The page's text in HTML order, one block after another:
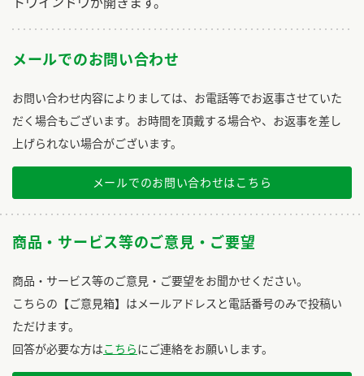
メールでのお問い合わせ
お問い合わせ内容によりましては、お電話等でお返事させていた
だく場合もございます。お時間を頂戴する場合や、お返事を差し
上げられない場合がございます。
メールでのお問い合わせはこちら
商品・サービス等のご意見・ご要望
商品・サービス等のご意見・ご要望をお聞かせください。
こちらの【ご意見箱】はメールアドレスと電話番号のみで投稿い
ただけます。
回答が必要な方はこちらにご連絡をお願いします。